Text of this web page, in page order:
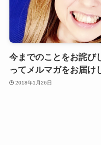
今までのことをお詫び
ってメルマガをお届け
2018年1月26日